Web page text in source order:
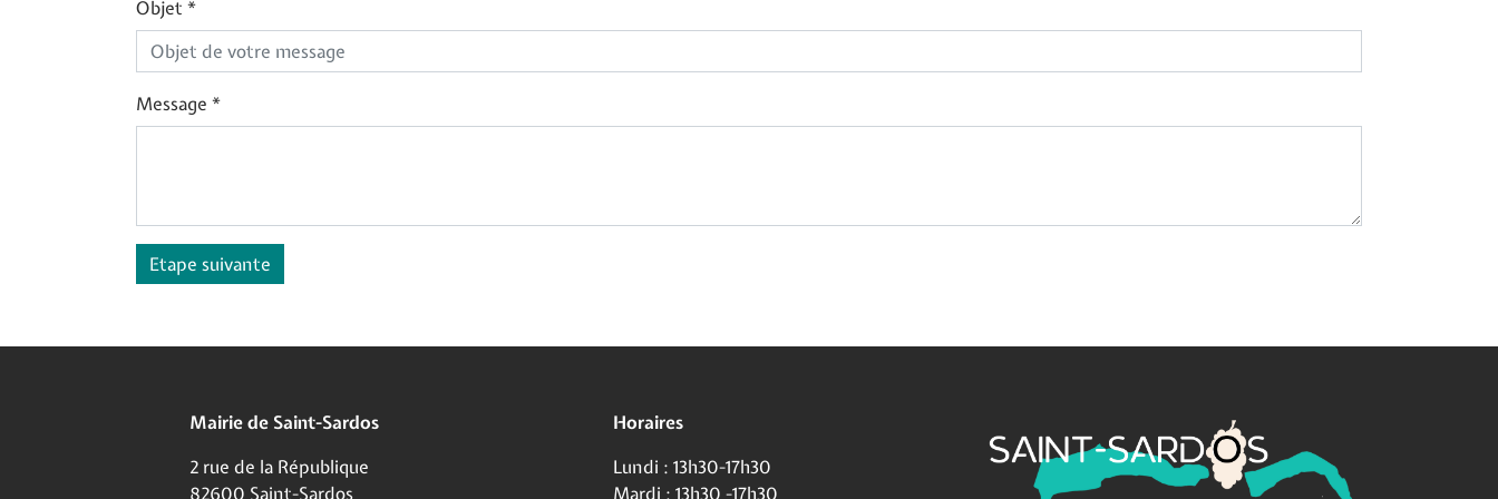
Objet *
Message *
Etape suivante
Mairie de Saint-Sardos
2 rue de la République
82600 Saint-Sardos
Horaires
Lundi : 13h30-17h30
Mardi : 13h30 -17h30